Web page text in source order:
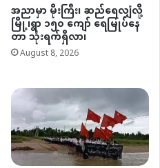
အညာမှာ မိုးကြီး၊ ဆည်ရေလျှံလို့
မြို့၊ရွာ ၁၅၀ ကျော် ရေမြုပ်နေ
တာ သုံးရက်ရှိလာ၊
August 8, 2026